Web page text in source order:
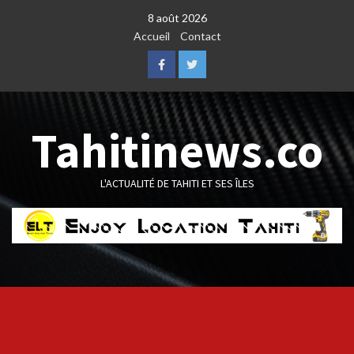
8 août 2026
Accueil
Contact
FacebookTwitter
Tahitinews.co
L'ACTUALITÉ DE TAHITI ET SES ÎLES